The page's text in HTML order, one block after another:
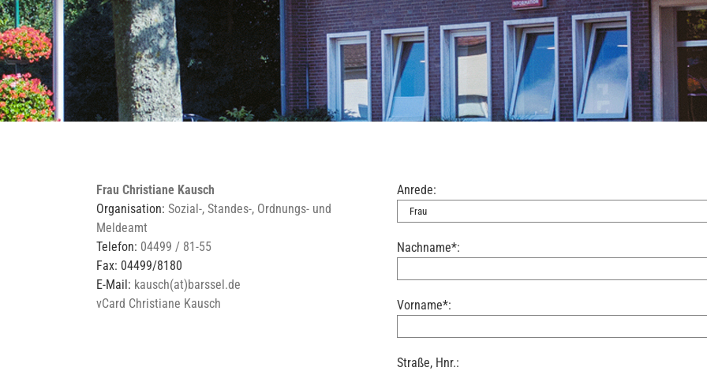
Frau Christiane Kausch
Organisation: Sozial-, Standes-, Ordnungs- und
Meldeamt
Telefon: 04499 / 81-55
Fax: 04499/8180
E-Mail: kausch(at)barssel.de
vCard Christiane Kausch
Anrede:
Nachname*:
Vorname*:
Straße, Hnr.: